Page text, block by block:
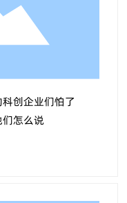
创企业们怕了
怎么说